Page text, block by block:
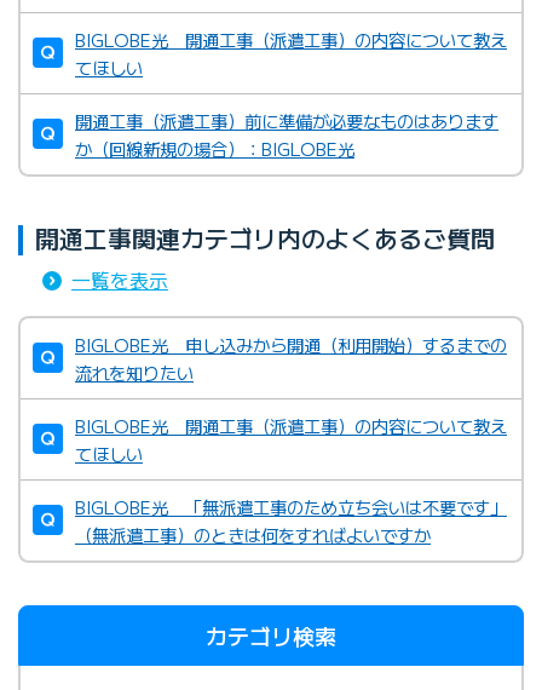
BIGLOBE光 開通工事（派遣工事）の内容について教え
てほしい
開通工事（派遣工事）前に準備が必要なものはあります
か（回線新規の場合）：BIGLOBE光
開通工事関連カテゴリ内のよくあるご質問
一覧を表示
BIGLOBE光 申し込みから開通（利用開始）するまでの
流れを知りたい
BIGLOBE光 開通工事（派遣工事）の内容について教え
てほしい
BIGLOBE光 「無派遣工事のため立ち会いは不要です」
（無派遣工事）のときは何をすればよいですか
カテゴリ検索